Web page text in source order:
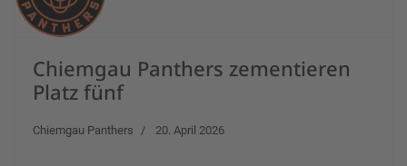
Chiemgau Panthers zementieren
Platz fünf
Chiemgau Panthers 20. April 2026